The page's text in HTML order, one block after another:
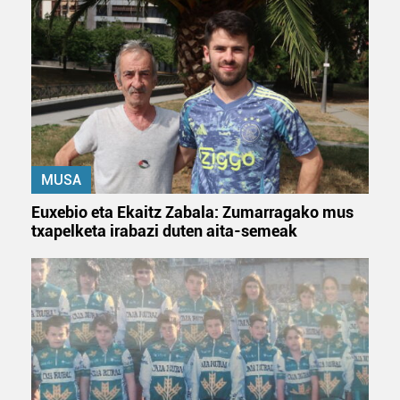
MUSA
Euxebio eta Ekaitz Zabala: Zumarragako mus
txapelketa irabazi duten aita-semeak